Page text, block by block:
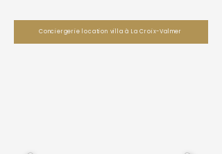
Conciergerie location villa à La Croix-Valmer